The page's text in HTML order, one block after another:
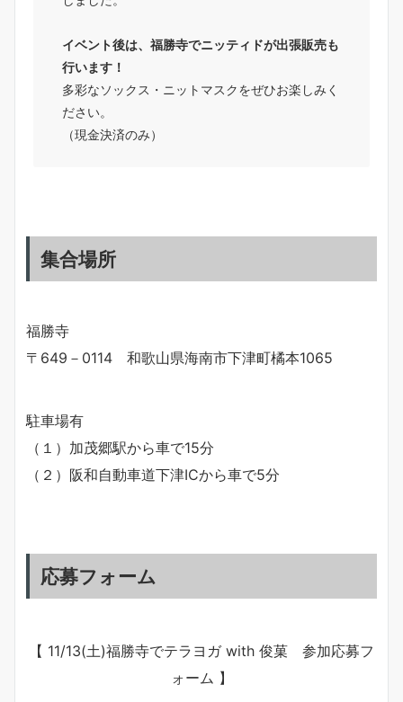
イベント後は、福勝寺でニッティドが出張販売も
行います！
多彩なソックス・ニットマスクをぜひお楽しみく
ださい。
（現金決済のみ）
集合場所
福勝寺
〒649－0114 和歌山県海南市下津町橘本1065
駐車場有
（１）加茂郷駅から車で15分
（２）阪和自動車道下津ICから車で5分
応募フォーム
【 11/13(土)福勝寺でテラヨガ with 俊菓 参加応募フ
ォーム 】